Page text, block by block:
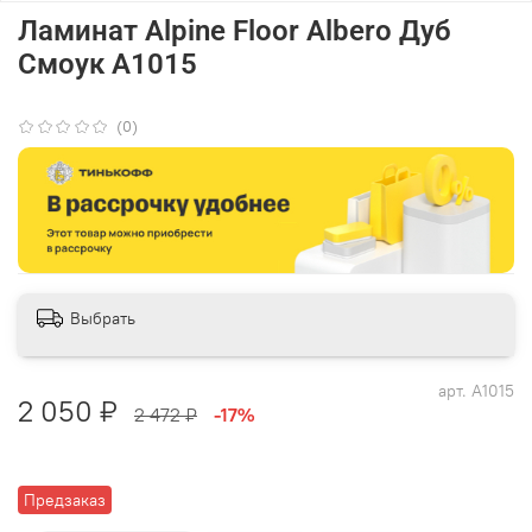
(0)
арт. А1015
Предзаказ
Ламинат Alpine Floor Albero Дуб
Смоук А1015
2 050 ₽ 2 472 ₽ -17%
Выбрать